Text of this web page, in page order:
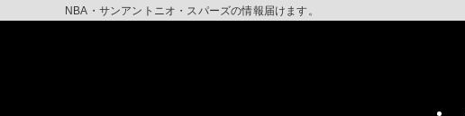
NBA・サンアントニオ・スパーズの情報届けます。